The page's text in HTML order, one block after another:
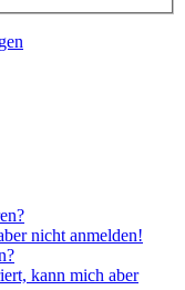
nicht anmelden!
kann mich aber